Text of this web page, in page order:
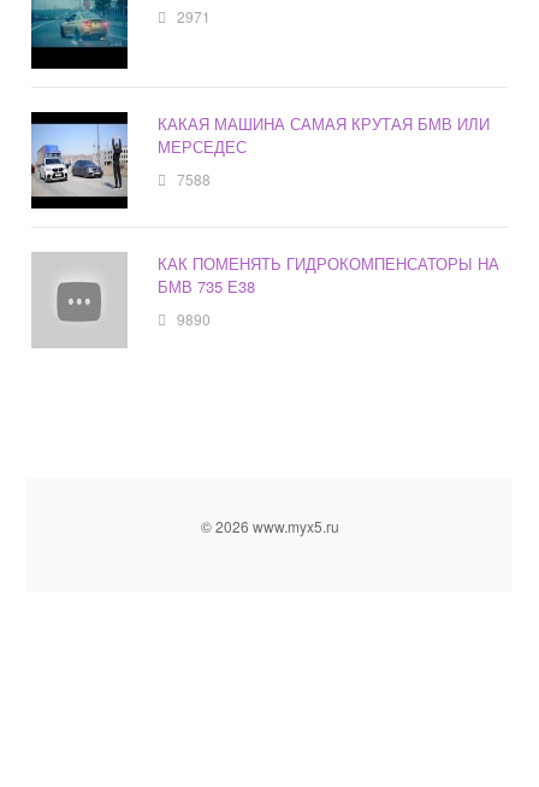
2971
КАКАЯ МАШИНА САМАЯ КРУТАЯ БМВ ИЛИ
МЕРСЕДЕС
7588
КАК ПОМЕНЯТЬ ГИДРОКОМПЕНСАТОРЫ НА
БМВ 735 Е38
9890
© 2026 www.myx5.ru